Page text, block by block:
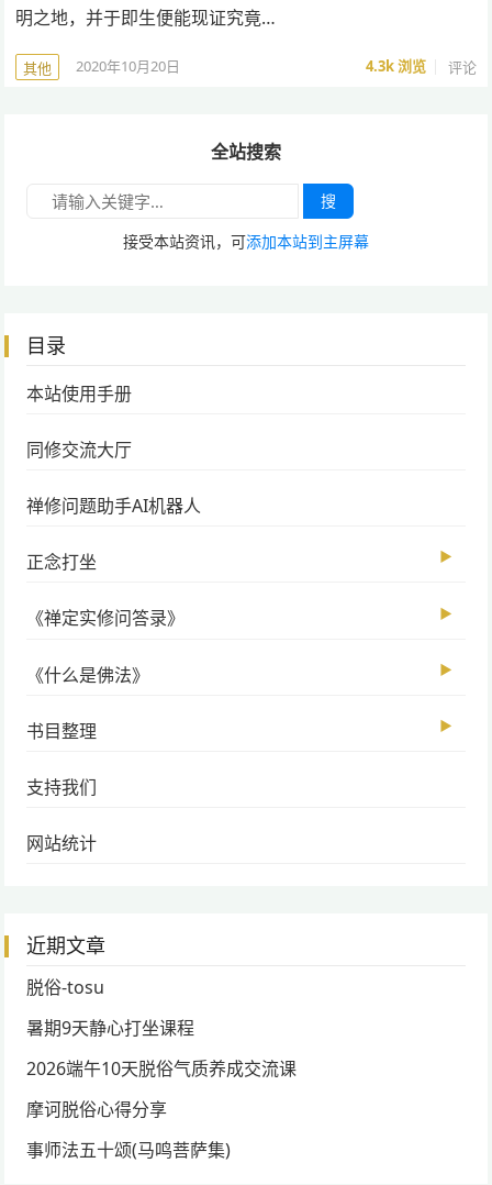
明之地，并于即生便能现证究竟…
其他 2020年10月20日 4.3k浏览 评论
全站搜索
搜
接受本站资讯，可添加本站到主屏幕
目录
本站使用手册
同修交流大厅
禅修问题助手AI机器人
正念打坐 ▶
《禅定实修问答录》 ▶
《什么是佛法》 ▶
书目整理 ▶
支持我们
网站统计
近期文章
脱俗-tosu
暑期9天静心打坐课程
2026端午10天脱俗气质养成交流课
摩诃脱俗心得分享
事师法五十颂(马鸣菩萨集)